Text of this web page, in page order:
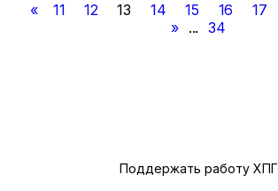
« 11 12 13 14 15 16 17
» ... 34
Поддержать работу ХПГ